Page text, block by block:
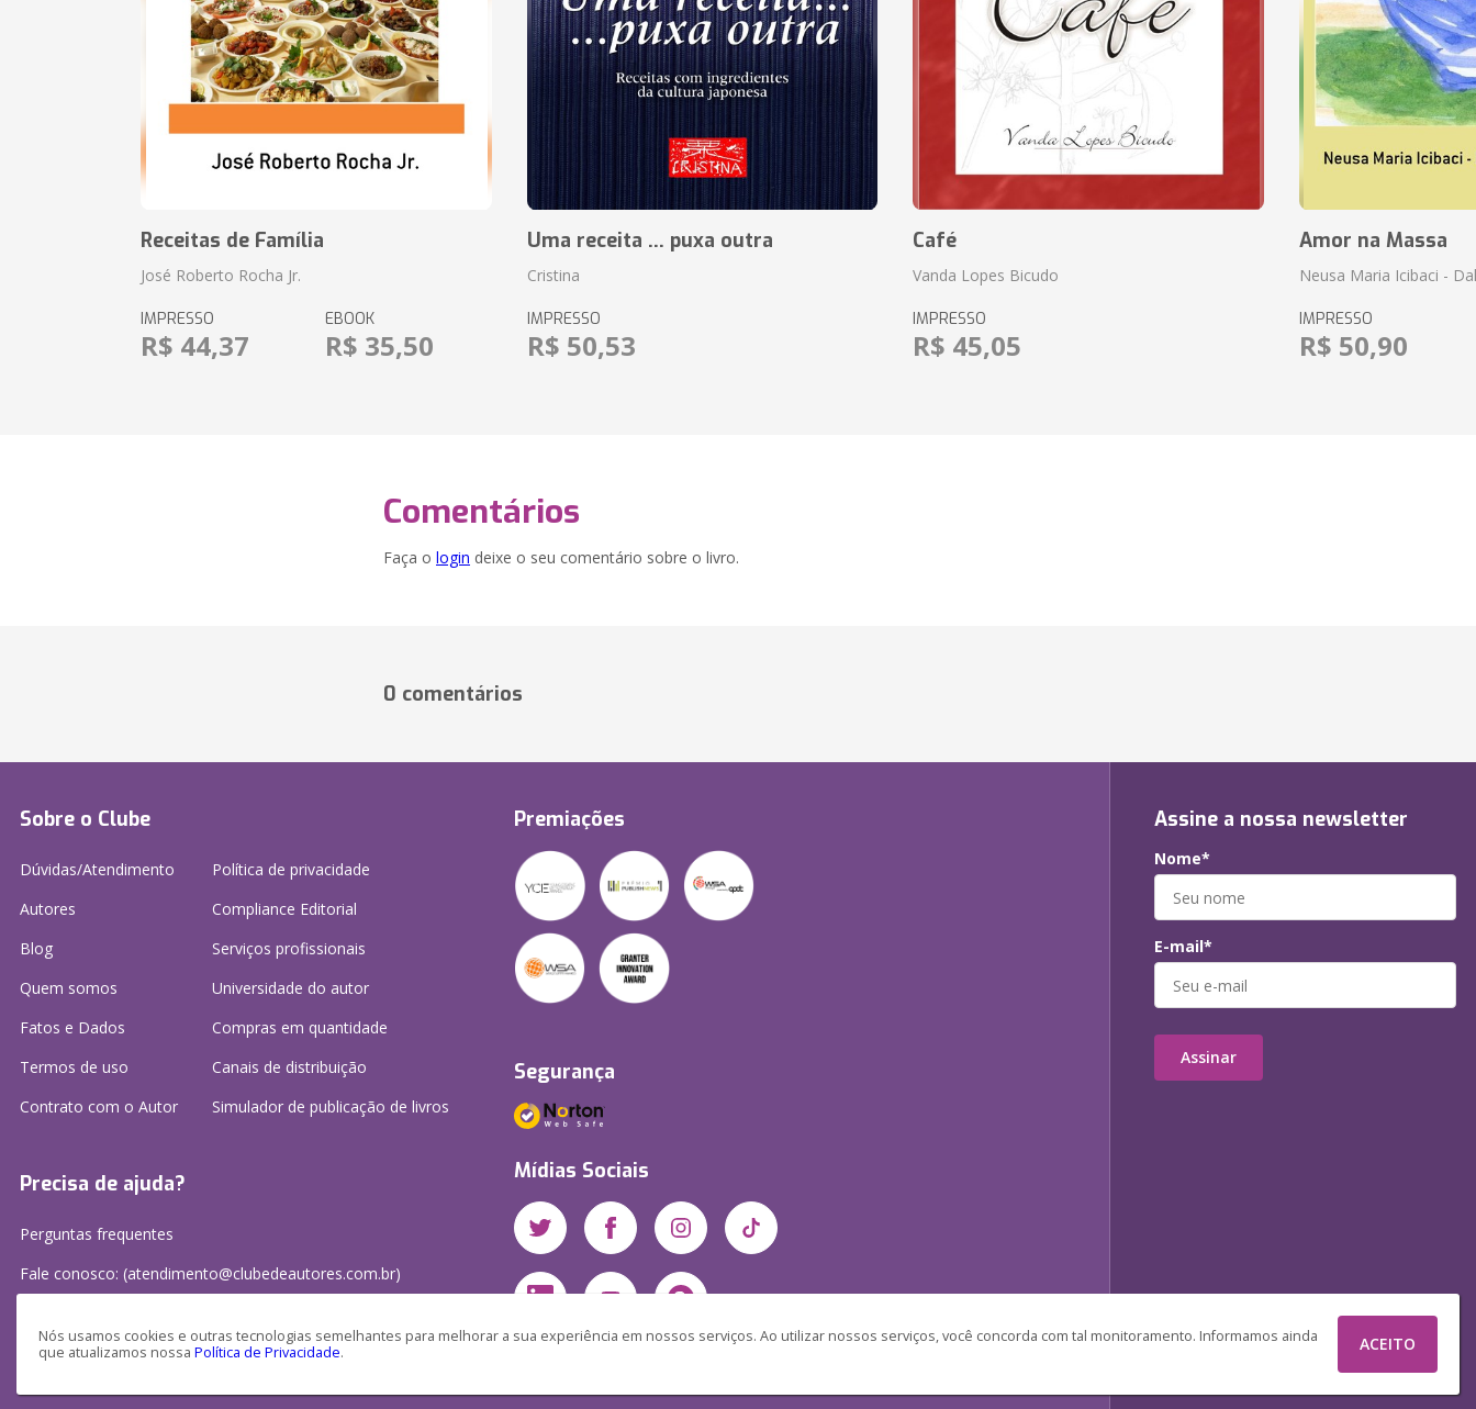
Nós usamos cookies e outras tecnologias semelhantes para melhorar a sua experiência em nossos serviços. Ao utilizar nossos serviços, você concorda com tal monitoramento. Informamos ainda
que atualizamos nossa Política de Privacidade. ACEITO
Receitas de Família
José Roberto Rocha Jr.
IMPRESSO
R$ 44,37
EBOOK
R$ 35,50
Uma receita ... puxa outra
Cristina
IMPRESSO
R$ 50,53
Café
Vanda Lopes Bicudo
IMPRESSO
R$ 45,05
Amor na Massa
Neusa Maria Icibaci -
IMPRESSO
R$ 50,90
Comentários
Faça o login deixe o seu comentário sobre o livro.
0 comentários
Sobre o Clube
Dúvidas/Atendimento
Autores
Blog
Quem somos
Fatos e Dados
Termos de uso
Contrato com o Autor
Política de privacidade
Compliance Editorial
Serviços profissionais
Universidade do autor
Compras em quantidade
Canais de distribuição
Simulador de publicação de livros
Precisa de ajuda?
Perguntas frequentes
Fale conosco: (atendimento@clubedeautores.com.br)
Premiações
Segurança
Mídias Sociais
Assine a nossa newsletter
Nome*
E-mail*
Assinar
Clube de Autores Publicações S/A - CNPJ: 16.779.786/0001-27